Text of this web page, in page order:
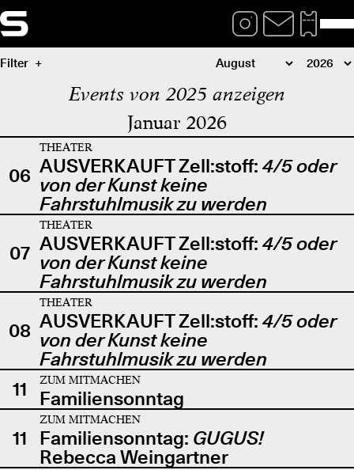
Filter
Events von 2025 anzeigen
Januar 2026
06
THEATER
AUSVERKAUFT Zell:stoff: 4/5 oder
von der Kunst keine
Fahrstuhlmusik zu werden
07
THEATER
AUSVERKAUFT Zell:stoff: 4/5 oder
von der Kunst keine
Fahrstuhlmusik zu werden
08
THEATER
AUSVERKAUFT Zell:stoff: 4/5 oder
von der Kunst keine
Fahrstuhlmusik zu werden
11
ZUM MITMACHEN
Familiensonntag
11
ZUM MITMACHEN
Familiensonntag: GUGUS!
Rebecca Weingartner